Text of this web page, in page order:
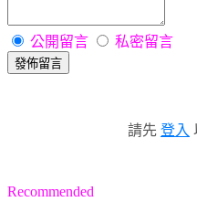
公開留言 私密留言
發佈留言
請先 登入
Recommended